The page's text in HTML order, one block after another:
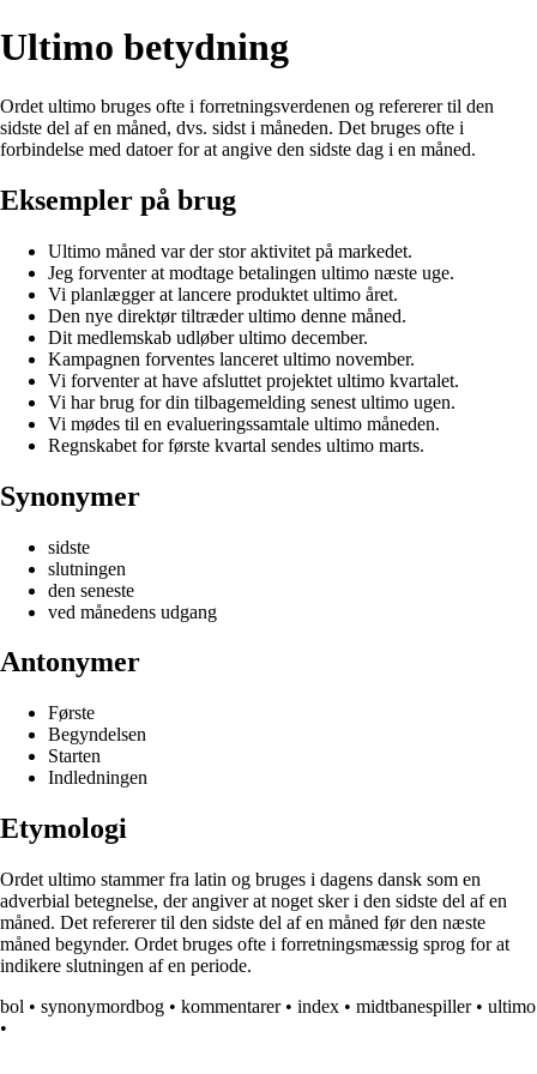
Ultimo betydning
Ordet ultimo bruges ofte i forretningsverdenen og refererer til den
sidste del af en måned, dvs. sidst i måneden. Det bruges ofte i
forbindelse med datoer for at angive den sidste dag i en måned.
Eksempler på brug
Ultimo måned var der stor aktivitet på markedet.
Jeg forventer at modtage betalingen ultimo næste uge.
Vi planlægger at lancere produktet ultimo året.
Den nye direktør tiltræder ultimo denne måned.
Dit medlemskab udløber ultimo december.
Kampagnen forventes lanceret ultimo november.
Vi forventer at have afsluttet projektet ultimo kvartalet.
Vi har brug for din tilbagemelding senest ultimo ugen.
Vi mødes til en evalueringssamtale ultimo måneden.
Regnskabet for første kvartal sendes ultimo marts.
Synonymer
sidste
slutningen
den seneste
ved månedens udgang
Antonymer
Første
Begyndelsen
Starten
Indledningen
Etymologi
Ordet ultimo stammer fra latin og bruges i dagens dansk som en
adverbial betegnelse, der angiver at noget sker i den sidste del af en
måned. Det refererer til den sidste del af en måned før den næste
måned begynder. Ordet bruges ofte i forretningsmæssig sprog for at
indikere slutningen af en periode.
bol • synonymordbog • kommentarer• index • midtbanespiller• ultimo
•